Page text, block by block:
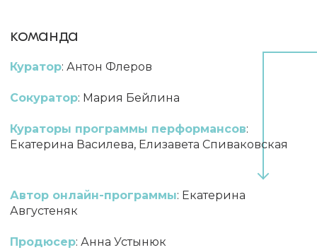
команда
Куратор: Антон Флеров
Сокуратор: Мария Бейлина
Кураторы программы перформансов:
Екатерина Василева, Елизавета Спиваковская
Автор онлайн-программы: Екатерина
Августеняк
Продюсер: Анна Устынюк